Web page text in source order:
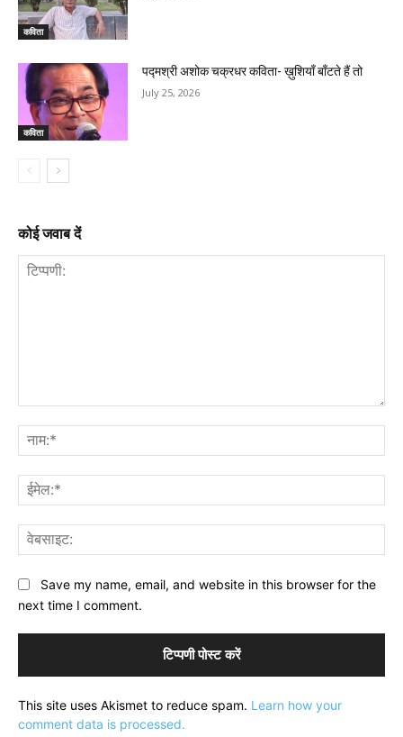
कविता
कविता
पद्मश्री अशोक चक्रधर कविता- ख़ुशियाँ बाँटते हैं तो
July 25, 2026
कोई जवाब दें
Save my name, email, and website in this browser for the
next time I comment.
This site uses Akismet to reduce spam. Learn how your
comment data is processed.